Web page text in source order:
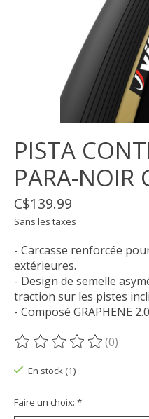
PISTA
PARA-NOIR
C$139.99
Sans les taxes
- Carcasse renforcée
extérieures.
- Design de semelle
traction sur les pistes
- Composé GRAPHENE
Ce produit est évalué à
(0)
En stock (1)
Faire un choix: *